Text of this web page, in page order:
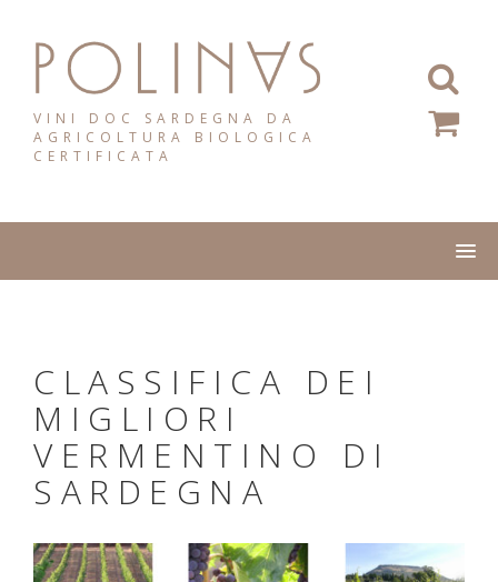
contenuto
VINI DOC SARDEGNA DA
AGRICOLTURA BIOLOGICA
CERTIFICATA
CLASSIFICA DEI
MIGLIORI
VERMENTINO DI
SARDEGNA